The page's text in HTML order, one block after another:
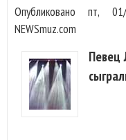
Опубликованопт,
NEWSmuz.com
Певец